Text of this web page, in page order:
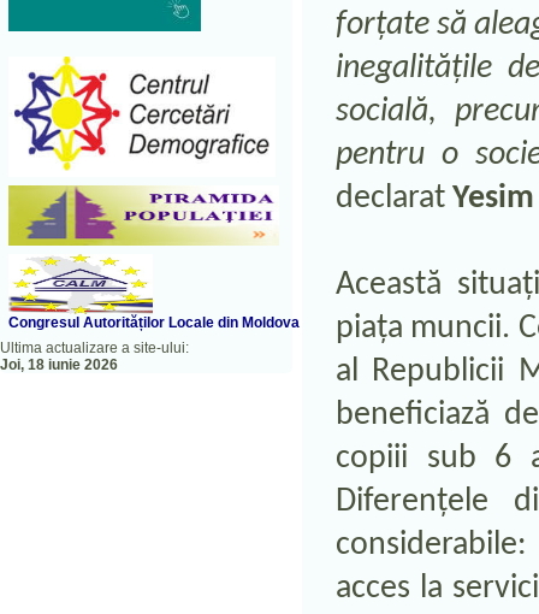
Congresul Autorităților Locale din Moldova
Ultima actualizare a site-ului:
Joi, 18 iunie 2026
forțate să
inegalitățile
socială,
pentru o
declarat
Această
piața muncii.
al Republicii
beneficiază
copiii sub 6
Diferențele
acces la